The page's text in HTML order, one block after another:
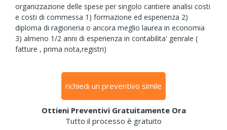
organizzazione delle spese per singolo cantiere analisi costi
e costi di commessa 1) formazione ed esperienza 2)
diploma di ragioneria o ancora meglio laurea in economia
3) almeno 1/2 anni di esperienza in contabilita' genrale (
fatture , prima nota,registri)
richiedi un preventivo simile
Ottieni Preventivi Gratuitamente Ora
Tutto il processo è gratuito